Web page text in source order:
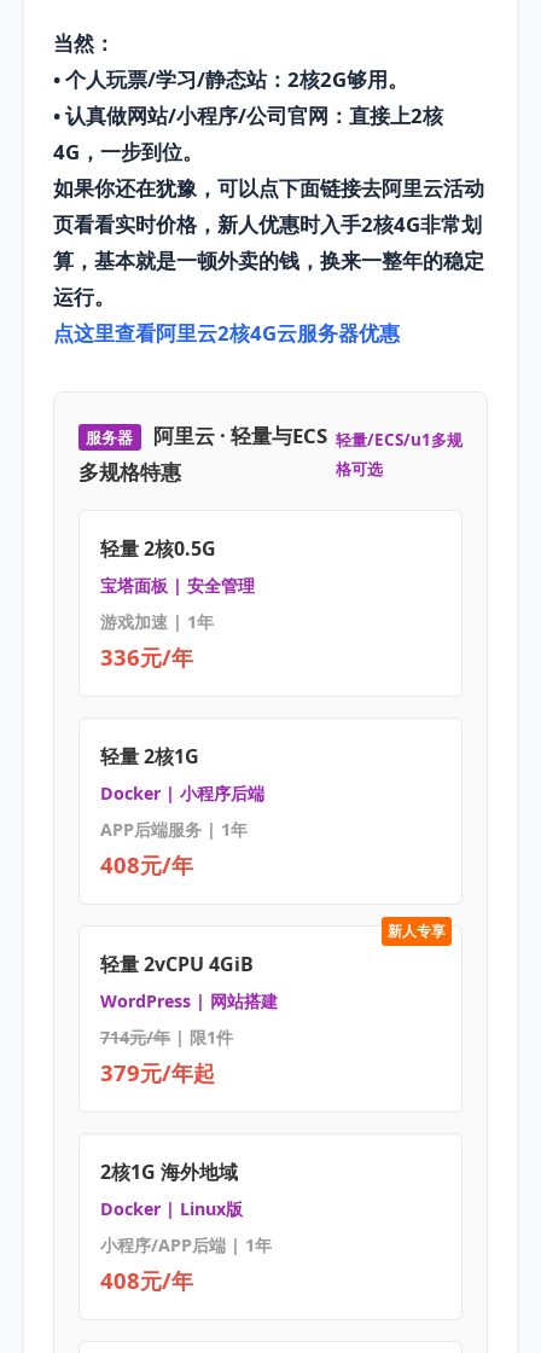
当然：
•个人玩票/学习/静态站：2核2G够用。
•认真做网站/小程序/公司官网 ：直接上2核
4G ，一步到位。
如果你还在犹豫，可以点下面链接去阿里云活动
页看看实时价格，新人优惠时入手2核4G非常划
算，基本就是一顿外卖的钱，换来一整年的稳定
运行。
点这里查看阿里云2核4G云服务器优惠
服务器
阿里云 · 轻量与ECS
多规格特惠
轻量/ECS/u1多规
格可选
轻量 2核0.5G
宝塔面板 | 安全管理
游戏加速 | 1年
336元/年
轻量 2核1G
Docker | 小程序后端
APP后端服务 | 1年
408元/年
新人专享
轻量 2vCPU 4GiB
WordPress | 网站搭建
714元/年| 限1件
379元/年起
2核1G 海外地域
Docker | Linux版
小程序/APP后端 | 1年
408元/年